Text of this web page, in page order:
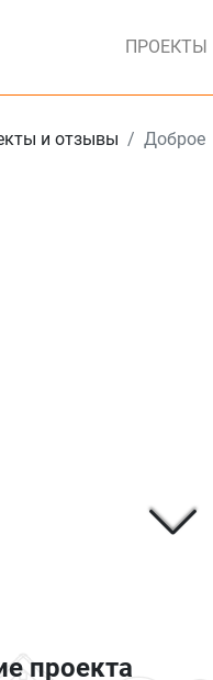
ПРОЕКТЫ
и отзывы Доброе
проекта